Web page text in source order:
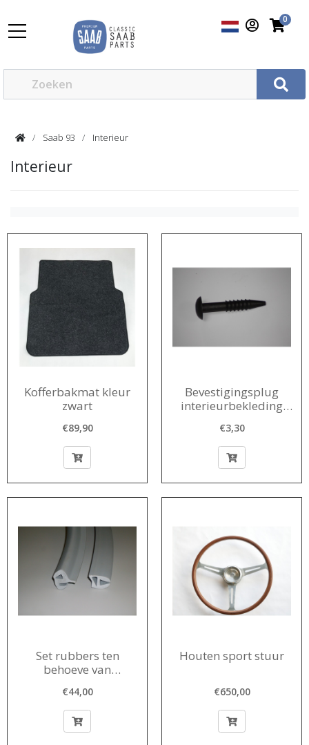
0
Saab 93 Interieur
Interieur
Kofferbakmat kleur
zwart
€89,90
Bevestigingsplug
interieurbekleding
€3,30
Set rubbers ten
behoeve van
€44,00
Houten sport stuur
€650,00